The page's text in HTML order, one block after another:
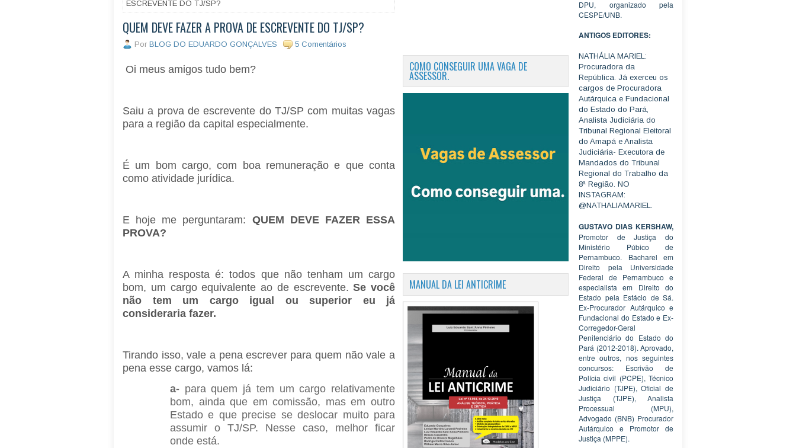
ESCREVENTE DO TJ/SP?
QUEM DEVE FAZER A PROVA DE ESCREVENTE DO TJ/SP?
Por BLOG DO EDUARDO GONÇALVES 5 Comentários
Oi meus amigos tudo bem?
Saiu a prova de escrevente do TJ/SP com muitas vagas
para a região da capital especialmente.
É um bom cargo, com boa remuneração e que conta
como atividade jurídica.
E hoje me perguntaram: QUEM DEVE FAZER ESSA
PROVA?
A minha resposta é: todos que não tenham um cargo
bom, um cargo equivalente ao de escrevente.Se você
não tem um cargo igual ou superior eu já
consideraria fazer.
Tirando isso, vale a pena escrever para quem não vale a
pena esse cargo, vamos lá:
a- para quem já tem um cargo relativamente
bom, ainda que em comissão, mas em outro
Estado e que precise se deslocar muito para
assumir o TJ/SP. Nesse caso, melhor ficar
onde está.
COMO CONSEGUIR UMA VAGA DE
ASSESSOR.
MANUAL DA LEI ANTICRIME
DPU, organizado pela
CESPE/UNB.
ANTIGOS EDITORES:
NATHÁLIA MARIEL:
Procuradora da
República. Já exerceu os
cargos de Procuradora
Autárquica e Fundacional
do Estado do Pará,
Analista Judiciária do
Tribunal Regional Eleitoral
do Amapá e Analista
Judiciária- Executora de
Mandados do Tribunal
Regional do Trabalho da
8ª Região. NO
INSTAGRAM:
@NATHALIAMARIEL.
GUSTAVO DIAS KERSHAW,
Promotor de Justiça do
Ministério Púbico de
Pernambuco. Bacharel em
Direito pela Universidade
Federal de Pernambuco e
especialista em Direito do
Estado pela Estácio de Sá.
Ex-Procurador Autárquico e
Fundacional do Estado e Ex-
Corregedor-Geral
Penitenciário do Estado do
Pará (2012-2018). Aprovado,
entre outros, nos seguintes
concursos: Escrivão de
Polícia civil (PCPE), Técnico
Judiciário (TJPE), Oficial de
Justiça (TJPE), Analista
Processual (MPU),
Advogado (BNB) Procurador
Autárquico e Promotor de
Justiça (MPPE).